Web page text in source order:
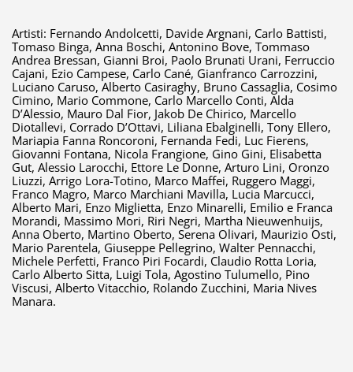
Artisti: Fernando Andolcetti, Davide Argnani, Carlo Battisti,
Tomaso Binga, Anna Boschi, Antonino Bove, Tommaso
Andrea Bressan, Gianni Broi, Paolo Brunati Urani, Ferruccio
Cajani, Ezio Campese, Carlo Cané, Gianfranco Carrozzini,
Luciano Caruso, Alberto Casiraghy, Bruno Cassaglia, Cosimo
Cimino, Mario Commone, Carlo Marcello Conti, Alda
D’Alessio, Mauro Dal Fior, Jakob De Chirico, Marcello
Diotallevi, Corrado D’Ottavi, Liliana Ebalginelli, Tony Ellero,
Mariapia Fanna Roncoroni, Fernanda Fedi, Luc Fierens,
Giovanni Fontana, Nicola Frangione, Gino Gini, Elisabetta
Gut, Alessio Larocchi, Ettore Le Donne, Arturo Lini, Oronzo
Liuzzi, Arrigo Lora-Totino, Marco Maffei, Ruggero Maggi,
Franco Magro, Marco Marchiani Mavilla, Lucia Marcucci,
Alberto Mari, Enzo Miglietta, Enzo Minarelli, Emilio e Franca
Morandi, Massimo Mori, Riri Negri, Martha Nieuwenhuijs,
Anna Oberto, Martino Oberto, Serena Olivari, Maurizio Osti,
Mario Parentela, Giuseppe Pellegrino, Walter Pennacchi,
Michele Perfetti, Franco Piri Focardi, Claudio Rotta Loria,
Carlo Alberto Sitta, Luigi Tola, Agostino Tulumello, Pino
Viscusi, Alberto Vitacchio, Rolando Zucchini, Maria Nives
Manara.